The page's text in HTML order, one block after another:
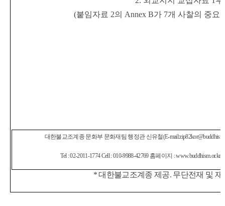
(붙임자료 2의 Annex B가 7개 사찰의 중요
대한불교조계종 문화부 문화재팀 행정관 신유철(E-
Tel : 02-2011-1774 Cell : 010-9988-42769 홈페이지 : www.buddhism.or.kr
*대한불교조계종 제공. 무단전재 및